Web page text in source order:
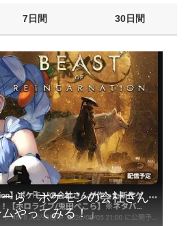
と再婚
宮崎麗果被告へのDV事案で逮捕 宮崎
打撲、頸部損傷の怪我
束披露するもネット民から新社会人の
と笑われる
ついに、、、
1600万人が引退・・・
2026/08/07 【才木8回無失点 佐藤1安
ける。イギリス史上最も売れたスタジ
に認定される。
る賃上げを日本に定着させる」→国家
7日間 30日間
ら「ポケモンの会社さん
やってみる！」